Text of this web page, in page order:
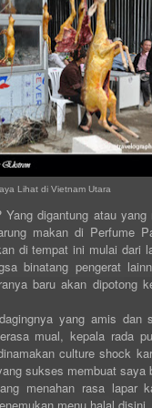
Lihat di Vietnam Utara
digantung atau
makan di Perfume
di tempat ini mulai dari
binatang pengerat
baru akan dipotong
yang amis dan
mual, kepala rada
culture shock
sukses membuat saya
menahan rasa lapar